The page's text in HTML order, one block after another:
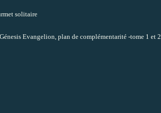
solitaire
Evangelion, plan de complémentarité -tome 1 et 2